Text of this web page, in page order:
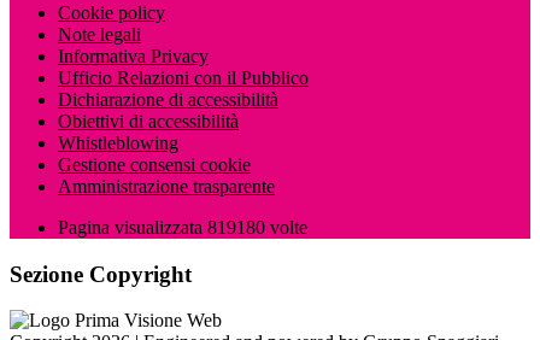
Cookie policy
Note legali
Informativa Privacy
Ufficio Relazioni con il Pubblico
Dichiarazione di accessibilità
Obiettivi di accessibilità
Whistleblowing
Gestione consensi cookie
Amministrazione trasparente
Pagina visualizzata 819180 volte
Sezione Copyright